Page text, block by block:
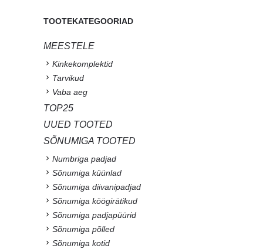
TOOTEKATEGOORIAD
MEESTELE
Kinkekomplektid
Tarvikud
Vaba aeg
TOP25
UUED TOOTED
SÕNUMIGA TOOTED
Numbriga padjad
Sõnumiga küünlad
Sõnumiga diivanipadjad
Sõnumiga köögirätikud
Sõnumiga padjapüürid
Sõnumiga põlled
Sõnumiga kotid